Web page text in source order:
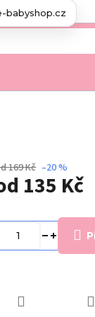
169 Kč –20 %
135 Kč
cena:
babyshop.cz